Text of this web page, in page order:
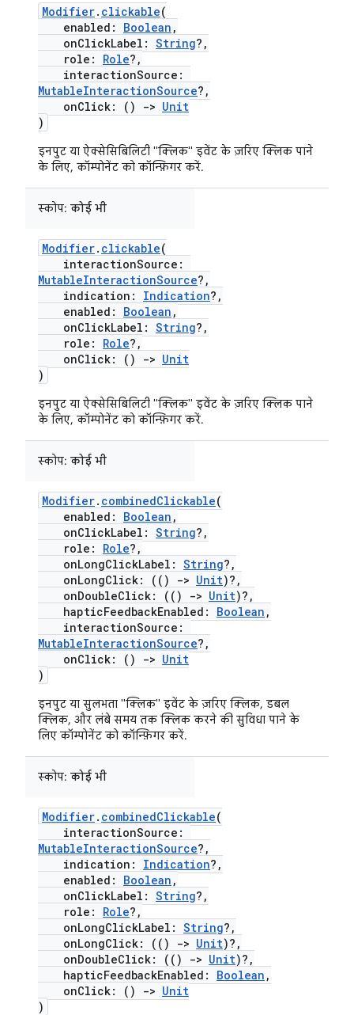
Modifier. clickable(
enabled: Boolean ,
onClickLabel: String?,
role: Role?,
interactionSource:
MutableInteractionSource?,
onClick: ()
-> Unit
)
इनपुट या ऐक्सेसिबिलिटी "क्लिक" इवेंट के ज़रिए क्लिक पाने
के लिए, कॉम्पोनेंट को कॉन्फ़िगर करें.
स्कोप: कोई भी
Modifier. clickable(
interactionSource:
MutableInteractionSource?,
indication: Indication?,
enabled: Boolean ,
onClickLabel: String?,
role: Role?,
onClick: ()
-> Unit
)
इनपुट या ऐक्सेसिबिलिटी "क्लिक" इवेंट के ज़रिए क्लिक पाने
के लिए, कॉम्पोनेंट को कॉन्फ़िगर करें.
स्कोप: कोई भी
Modifier. combinedClickable(
enabled: Boolean ,
onClickLabel: String?,
role: Role?,
onLongClickLabel: String?,
onLongClick: (()
-> Unit)?,
onDoubleClick: (()
-> Unit)?,
hapticFeedbackEnabled: Boolean ,
interactionSource:
MutableInteractionSource?,
onClick: ()
-> Unit
)
इनपुट या सुलभता "क्लिक" इवेंट के ज़रिए क्लिक, डबल
क्लिक, और लंबे समय तक क्लिक करने की सुविधा पाने के
लिए कॉम्पोनेंट को कॉन्फ़िगर करें.
स्कोप: कोई भी
Modifier. combinedClickable(
interactionSource:
MutableInteractionSource?,
indication: Indication?,
enabled: Boolean ,
onClickLabel: String?,
role: Role?,
onLongClickLabel: String?,
onLongClick: (()
-> Unit)?,
onDoubleClick: (()
-> Unit)?,
hapticFeedbackEnabled: Boolean ,
onClick: ()
-> Unit
)